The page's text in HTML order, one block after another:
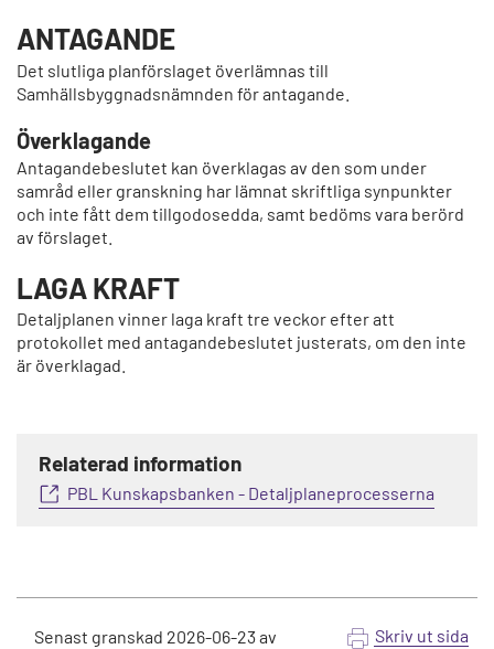
ANTAGANDE
Det slutliga planförslaget överlämnas till
Samhällsbyggnadsnämnden för antagande.
Överklagande
Antagandebeslutet kan överklagas av den som under
samråd eller granskning har lämnat skriftliga synpunkter
och inte fått dem tillgodosedda, samt bedöms vara berörd
av förslaget.
LAGA KRAFT
Detaljplanen vinner laga kraft tre veckor efter att
protokollet med antagandebeslutet justerats, om den inte
är överklagad.
Relaterad information
PBL Kunskapsbanken - Detaljplaneprocesserna
Senast granskad 2026-06-23av
Skriv ut sida